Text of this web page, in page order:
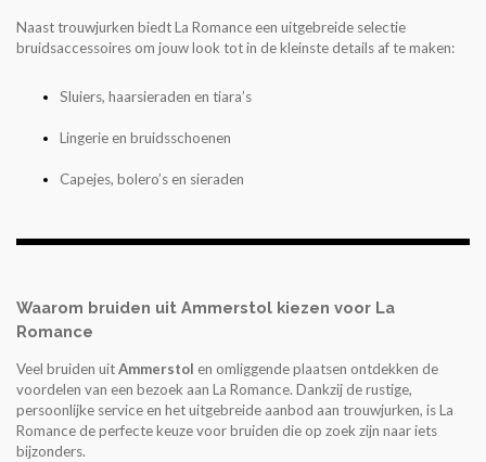
Naast trouwjurken biedt La Romance een uitgebreide selectie
bruidsaccessoires om jouw look tot in de kleinste details af te maken:
Sluiers, haarsieraden en tiara’s
Lingerie en bruidsschoenen
Capejes, bolero’s en sieraden
Waarom bruiden uit Ammerstol kiezen voor La
Romance
Veel bruiden uitAmmerstol en omliggende plaatsen ontdekken de
voordelen van een bezoek aan La Romance. Dankzij de rustige,
persoonlijke service en het uitgebreide aanbod aan trouwjurken, is La
Romance de perfecte keuze voor bruiden die op zoek zijn naar iets
bijzonders.